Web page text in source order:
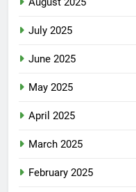
July 2025
June 2025
May 2025
April 2025
March 2025
February 2025